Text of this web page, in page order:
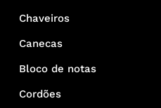
Chaveiros
Canecas
Bloco de notas
Cordões